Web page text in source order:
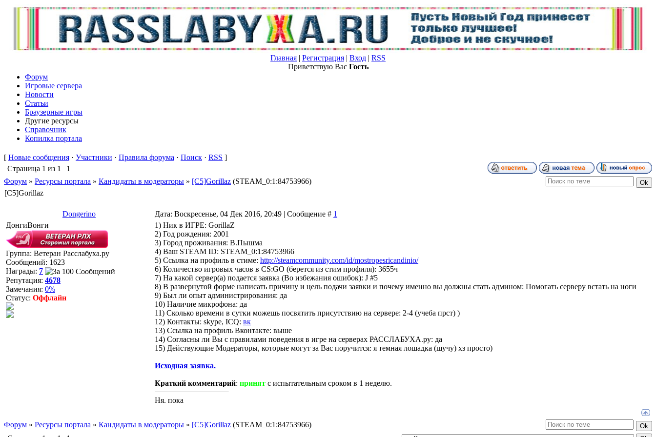
Главная | Регистрация | Вход | RSS
Приветствую Вас Гость
Форум
Игровые сервера
Новости
Статьи
Браузерные игры
Другие ресурсы
Справочник
Копилка портала
[ Новые сообщения · Участники · Правила форума · Поиск · RSS ]
Страница 1 из 1
1
Форум » Ресурсы портала » Кандидаты в модераторы » [C5]Gorillaz (STEAM_0:1:84753966)
[C5]Gorillaz
Dongerino Дата: Воскресенье, 04 Дек 2016, 20:49 | Сообщение # 1
ДонгиВонги
Группа: Ветеран Расслабуха.ру
Сообщений: 1623
Награды: 7
Репутация: 4678
Замечания: 0%
Статус: Оффлайн
1) Ник в ИГРЕ: GorillaZ
2) Год рождения: 2001
3) Город проживания: В.Пышма
4) Ваш STEAM ID: STEAM_0:1:84753966
5) Ссылка на профиль в стиме: http://steamcommunity.com/id/mostropesricandinio/
6) Количество игровых часов в CS:GO (берется из стим профиля): 3655ч
7) На какой сервер(а) подается заявка (Во избежания ошибок): J #5
8) В развернутой форме написать причину и цель подачи заявки и почему именно вы должны стать админом: Помогать серверу встать на ноги
9) Был ли опыт администрирования: да
10) Наличие микрофона: да
11) Сколько времени в сутки можешь посвятить присутствию на сервере: 2-4 (учеба прст) )
12) Контакты: skype, ICQ: вк
13) Ссылка на профиль Вконтакте: выше
14) Согласны ли Вы с правилами поведения в игре на серверах РАССЛАБУХА.ру: да
15) Действующие Модераторы, которые могут за Вас поручится: я темная лошадка (шучу) хз просто)
Исходная заявка.
Краткий комментарий: принят с испытательным сроком в 1 неделю.
Ня. пока
Форум » Ресурсы портала » Кандидаты в модераторы » [C5]Gorillaz (STEAM_0:1:84753966)